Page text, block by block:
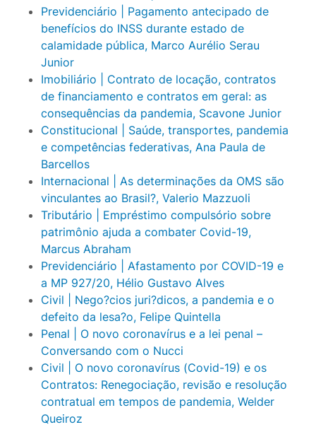
Previdenciário | Pagamento antecipado de
benefícios do INSS durante estado de
calamidade pública, Marco Aurélio Serau
Junior
Imobiliário | Contrato de locação, contratos
de financiamento e contratos em geral: as
consequências da pandemia, Scavone Junior
Constitucional | Saúde, transportes, pandemia
e competências federativas, Ana Paula de
Barcellos
Internacional | As determinações da OMS são
vinculantes ao Brasil?, Valerio Mazzuoli
Tributário | Empréstimo compulsório sobre
patrimônio ajuda a combater Covid-19,
Marcus Abraham
Previdenciário | Afastamento por COVID-19 e
a MP 927/20, Hélio Gustavo Alves
Civil | Nego?cios juri?dicos, a pandemia e o
defeito da lesa?o, Felipe Quintella
Penal | O novo coronavírus e a lei penal –
Conversando com o Nucci
Civil | O novo coronavírus (Covid-19) e os
Contratos: Renegociação, revisão e resolução
contratual em tempos de pandemia, Welder
Queiroz